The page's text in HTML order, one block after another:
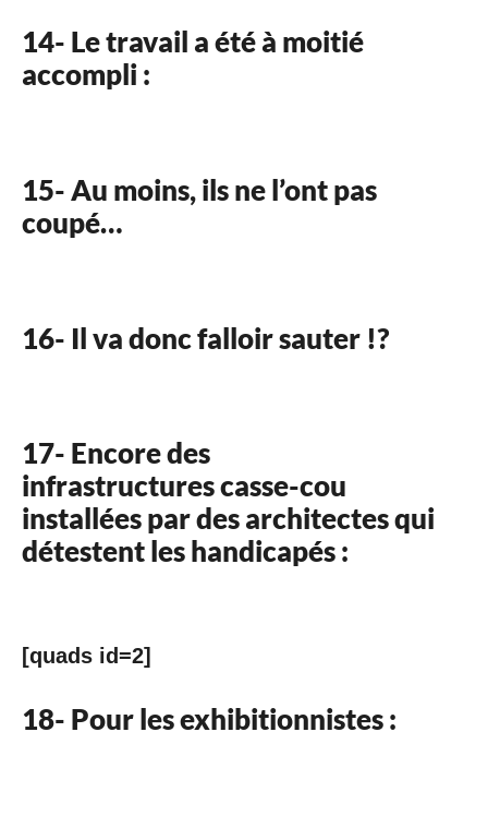
14- Le travail a été à moitié
accompli :
15- Au moins, ils ne l’ont pas
coupé…
16- Il va donc falloir sauter !?
17- Encore des
infrastructures casse-cou
installées par des architectes qui
détestent les handicapés :
[quads id=2]
18- Pour les exhibitionnistes :